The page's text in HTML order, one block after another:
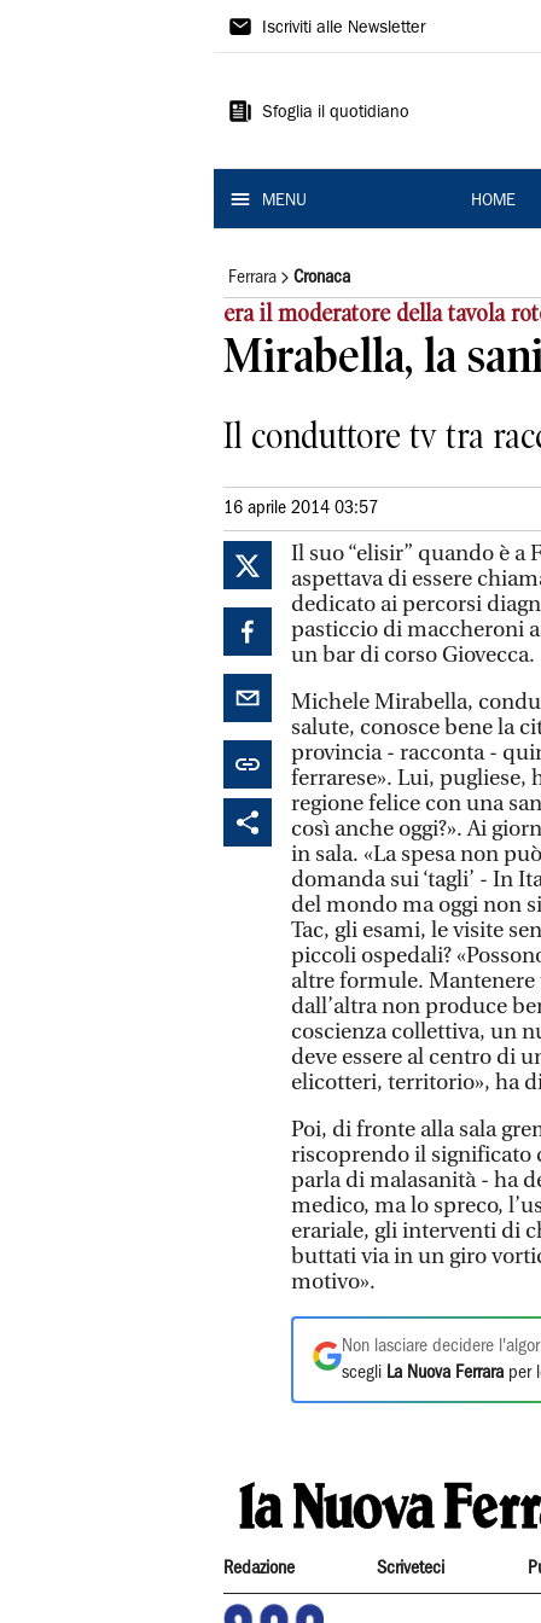
La
Ferrara
Iscriviti alle Newsletter
Sfoglia il quotidiano
MENU HOME
Ferrara Cronaca
era il moderatore della tavola
Mirabella, la
Il conduttore tv tra
16 aprile 2014 03:57
Il suo “elisir” quando è a
aspettava di essere
dedicato ai percorsi
pasticcio di maccheroni
un bar di corso Giovecca.
Michele Mirabella,
salute, conosce bene la
provincia - racconta -
ferrarese». Lui, pugliese,
regione felice con una
così anche oggi?». Ai
in sala. «La spesa non
domanda sui ‘tagli’ - In
del mondo ma oggi non
Tac, gli esami, le visite
piccoli ospedali?
altre formule.
dall’altra non produce
coscienza collettiva, un
deve essere al centro di
elicotteri, territorio», ha
Poi, di fronte alla sala
riscoprendo il significato
parla di malasanità - ha
medico, ma lo spreco,
erariale, gli interventi di
buttati via in un giro
motivo».
Non lasciare decidere
scegli La Nuova Ferrara per
Redazione Scriveteci